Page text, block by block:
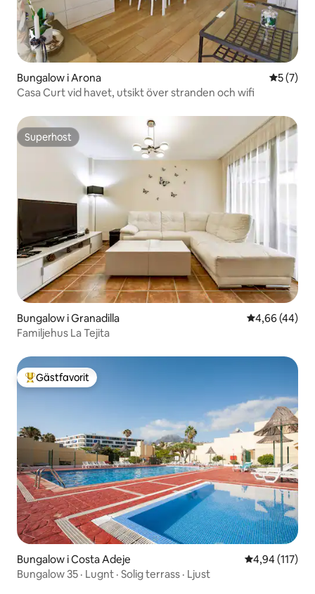
Bungalow i Arona 5 av 5 i
5 (7)
Casa Curt vid havet, utsikt över stranden och wifi
Superhost
Superhost
Bungalow i Granadilla 4,66 av 5 i
4,66 (44)
Familjehus La Tejita
Populär gästfavorit
Gästfavorit
Bungalow i Costa Adeje 4,94 av 5 i
4,94 (117)
Bungalow 35 · Lugnt · Solig terrass · Ljust